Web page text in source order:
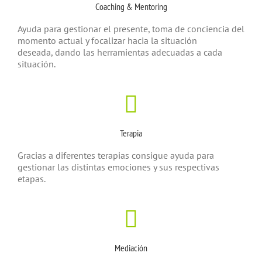
Coaching & Mentoring
Ayuda para gestionar el presente, toma de conciencia del
momento actual y focalizar hacia la situación
deseada, dando las herramientas adecuadas a cada
situación.
Terapia
Gracias a diferentes terapias consigue ayuda para
gestionar las distintas emociones y sus respectivas
etapas.
Mediación